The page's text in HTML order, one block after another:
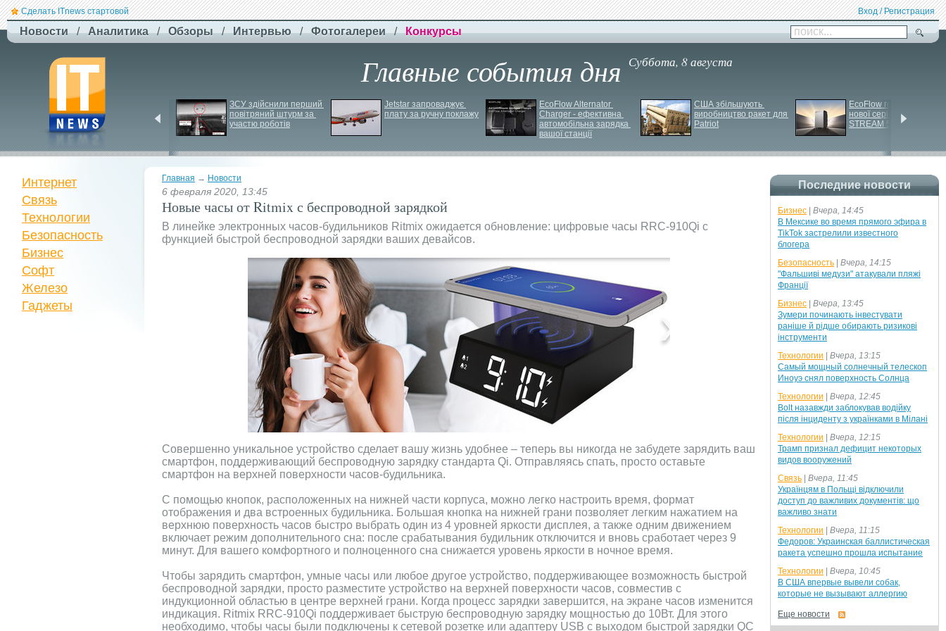
Сделать ITnews стартовой Вход / Регистрация
Новости / Аналитика / Обзоры / Интервью / Фотогалереи / Конкурсы поиск...
Главные события дня Суббота, 8 августа
ракета Kheibar Shekan
способна усложнить
работу систем ПРО
ЗСУ здійснили перший
повітряний штурм за
участю роботів
Jetstar запроваджує
плату за ручну поклажу
EcoFlow Alternator
Charger - ефективна
автомобільна зарядка
вашої станції
США збільшують
виробництво ракет для
Patriot
EcoFlow готує анонс
нової серії станцій -
STREAM 5000
Главная → Новости
6 февраля 2020, 13:45
Новые часы от Ritmix с беспроводной зарядкой
В линейке электронных часов-будильников Ritmix ожидается обновление: цифровые часы RRC-910Qi с
функцией быстрой беспроводной зарядки ваших девайсов.
Совершенно уникальное устройство сделает вашу жизнь удобнее – теперь вы никогда не забудете зарядить ваш
смартфон, поддерживающий беспроводную зарядку стандарта Qi. Отправляясь спать, просто оставьте
смартфон на верхней поверхности часов-будильника.
С помощью кнопок, расположенных на нижней части корпуса, можно легко настроить время, формат
отображения и два встроенных будильника. Большая кнопка на нижней грани позволяет легким нажатием на
верхнюю поверхность часов быстро выбрать один из 4 уровней яркости дисплея, а также одним движением
включает режим дополнительного сна: после срабатывания будильник отключится и вновь сработает через 9
минут. Для вашего комфортного и полноценного сна снижается уровень яркости в ночное время.
Чтобы зарядить смартфон, умные часы или любое другое устройство, поддерживающее возможность быстрой
беспроводной зарядки, просто разместите устройство на верхней поверхности часов, совместив с
индукционной областью в центре верхней грани. Когда процесс зарядки завершится, на экране часов изменится
индикация. Ritmix RRC-910Qi поддерживает быструю беспроводную зарядку мощностью до 10Вт. Для этого
необходимо, чтобы часы были подключены к сетевой розетке или адаптеру USB с выходом быстрой зарядки QC
Интернет
Связь
Технологии
Безопасность
Бизнес
Софт
Железо
Гаджеты
Последние новости
Бизнес
Вчера, 14:45
В Мексике во время прямого эфира в
TikTok застрелили известного
блогера
Безопасность
Вчера, 14:15
"Фальшиві медузи" атакували пляжі
Франції
Бизнес
Вчера, 13:45
Зумери починають інвестувати
раніше й рідше обирають ризикові
інструменти
Технологии
Вчера, 13:15
Самый мощный солнечный телескоп
Иноуэ снял поверхность Солнца
Технологии
Вчера, 12:45
Bolt назавжди заблокував водійку
після інциденту з українками в Мілані
Технологии
Вчера, 12:15
Трамп признал дефицит некоторых
видов вооружений
Связь
Вчера, 11:45
Українцям в Польщі відключили
доступ до важливих документів: що
важливо знати
Технологии
Вчера, 11:15
Федоров: Украинская баллистическая
ракета успешно прошла испытание
Технологии
Вчера, 10:45
В США впервые вывели собак,
которые не вызывают аллергию
Еще новости